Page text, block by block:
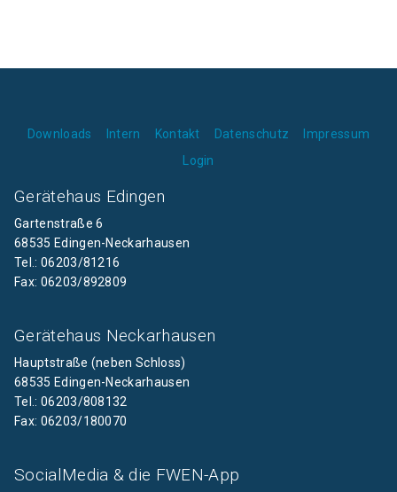
Downloads Intern Kontakt Datenschutz
Impressum
Login
Gerätehaus Edingen
Gartenstraße 6
68535 Edingen-Neckarhausen
Tel.: 06203/81216
Fax: 06203/892809
Gerätehaus Neckarhausen
Hauptstraße (neben Schloss)
68535 Edingen-Neckarhausen
Tel.: 06203/808132
Fax: 06203/180070
SocialMedia & die FWEN-App